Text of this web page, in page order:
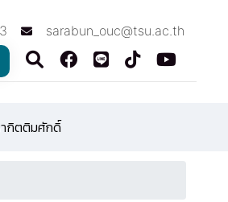
sarabun_ouc@tsu.ac.th
ตติมศักดิ์